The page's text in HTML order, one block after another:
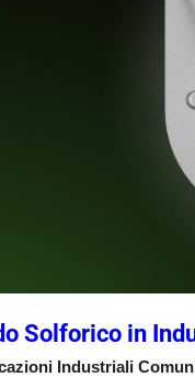
Solforico in
Industriali